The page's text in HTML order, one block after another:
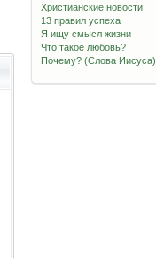
Христианские новости
13 правил успеха
Я ищу смысл жизни
Что такое любовь?
Почему? (Слова Иисуса)